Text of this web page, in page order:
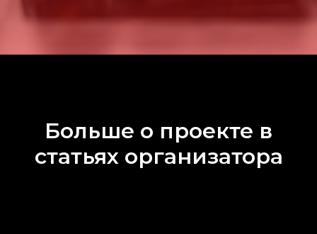
Больше о проекте в
статьях организатора